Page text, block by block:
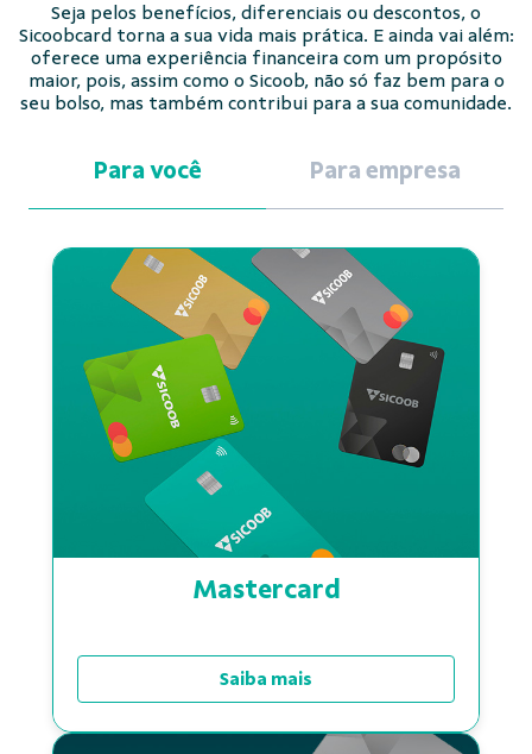
Seja pelos benefícios, diferenciais ou descontos, o
Sicoobcard torna a sua vida mais prática. E ainda vai além:
oferece uma experiência financeira com um propósito
maior, pois, assim como o Sicoob, não só faz bem para o
seu bolso, mas também contribui para a sua comunidade.
Para você Para empresa
Mastercard
Saiba mais